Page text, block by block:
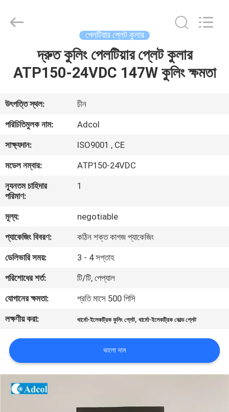
ভিডিও
আমাদের
সম্পর্কে
ভ্রমণ
মান
নিয়ন্ত্রণ
যোগাযোগ
করুন
খবর
মামলা
পেলটিয়ার প্লেট কুলার
দ্রুত কুলিং পেলটিয়ার প্লেট কুলার
ATP150-24VDC 147W কুলিং ক্ষমতা
উৎপত্তি স্থল:
চীন
পরিচিতিমুলক নাম:
Adcol
সাক্ষ্যদান:
ISO9001 , CE
মডেল নম্বার:
ATP150-24VDC
ন্যূনতম চাহিদার
পরিমাণ:
1
মূল্য:
negotiable
প্যাকেজিং বিবরণ:
কঠিন শক্ত কাগজ প্যাকেজিং
ডেলিভারি সময়:
3 - 4 সপ্তাহ
পরিশোধের শর্ত:
টি/টি, পেপ্যাল
যোগানের ক্ষমতা:
প্রতি মাসে 500 পিসি
লক্ষণীয় করা:
থার্মো-ইলেকট্রিক কুলিং প্লেট,থার্মো-ইলেকট্রিক কোল্ড প্লেট
ভালো দাম